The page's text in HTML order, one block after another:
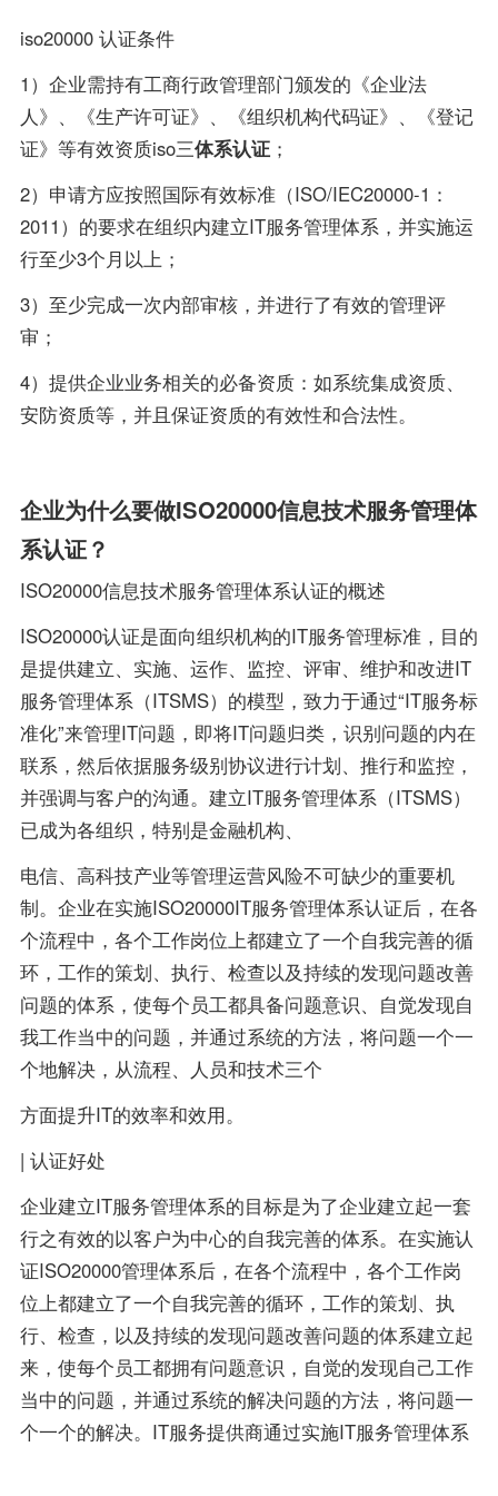
iso20000 认证条件
1）企业需持有工商行政管理部门颁发的《企业法
人》、《生产许可证》、《组织机构代码证》、《登记
证》等有效资质iso三体系认证；
2）申请方应按照国际有效标准（ISO/IEC20000-1：
2011）的要求在组织内建立IT服务管理体系，并实施运
行至少3个月以上；
3）至少完成一次内部审核，并进行了有效的管理评
审；
4）提供企业业务相关的必备资质：如系统集成资质、
安防资质等，并且保证资质的有效性和合法性。
企业为什么要做ISO20000信息技术服务管理体
系认证？
ISO20000信息技术服务管理体系认证的概述
ISO20000认证是面向组织机构的IT服务管理标准，目的
是提供建立、实施、运作、监控、评审、维护和改进IT
服务管理体系（ITSMS）的模型，致力于通过“IT服务标
准化”来管理IT问题，即将IT问题归类，识别问题的内在
联系，然后依据服务级别协议进行计划、推行和监控，
并强调与客户的沟通。建立IT服务管理体系（ITSMS）
已成为各组织，特别是金融机构、
电信、高科技产业等管理运营风险不可缺少的重要机
制。企业在实施ISO20000IT服务管理体系认证后，在各
个流程中，各个工作岗位上都建立了一个自我完善的循
环，工作的策划、执行、检查以及持续的发现问题改善
问题的体系，使每个员工都具备问题意识、自觉发现自
我工作当中的问题，并通过系统的方法，将问题一个一
个地解决，从流程、人员和技术三个
方面提升IT的效率和效用。
| 认证好处
企业建立IT服务管理体系的目标是为了企业建立起一套
行之有效的以客户为中心的自我完善的体系。在实施认
证ISO20000管理体系后，在各个流程中，各个工作岗
位上都建立了一个自我完善的循环，工作的策划、执
行、检查，以及持续的发现问题改善问题的体系建立起
来，使每个员工都拥有问题意识，自觉的发现自己工作
当中的问题，并通过系统的解决问题的方法，将问题一
个一个的解决。IT服务提供商通过实施IT服务管理体系